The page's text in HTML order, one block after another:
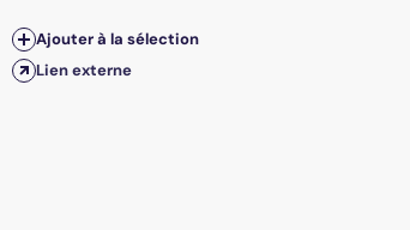
Ajouter à la sélection
Lien externe